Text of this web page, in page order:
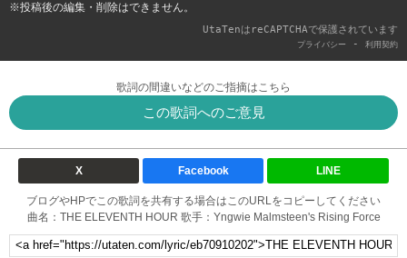
※投稿後の編集・削除はできません。
UtaTenはreCAPTCHAで保護されています
プライバシー - 利用契約
歌詞の間違いなどのご指摘はこちら
この歌詞へのご意見
X Facebook LINE
ブログやHPでこの歌詞を共有する場合はこのURLをコピーしてください
曲名：THE ELEVENTH HOUR 歌手：Yngwie Malmsteen's Rising Force